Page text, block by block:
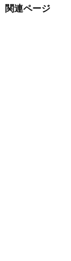
関連ページ